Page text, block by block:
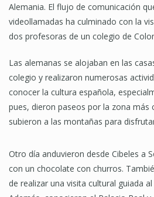
Alemania. El flujo de comunicación
videollamadas ha culminado con la
dos profesoras de un colegio de
Las alemanas se alojaban en las
colegio y realizaron numerosas
conocer la cultura española,
pues, dieron paseos por la zona más
subieron a las montañas para
Otro día anduvieron desde Cibeles a
con un chocolate con churros.
de realizar una visita cultural guiada